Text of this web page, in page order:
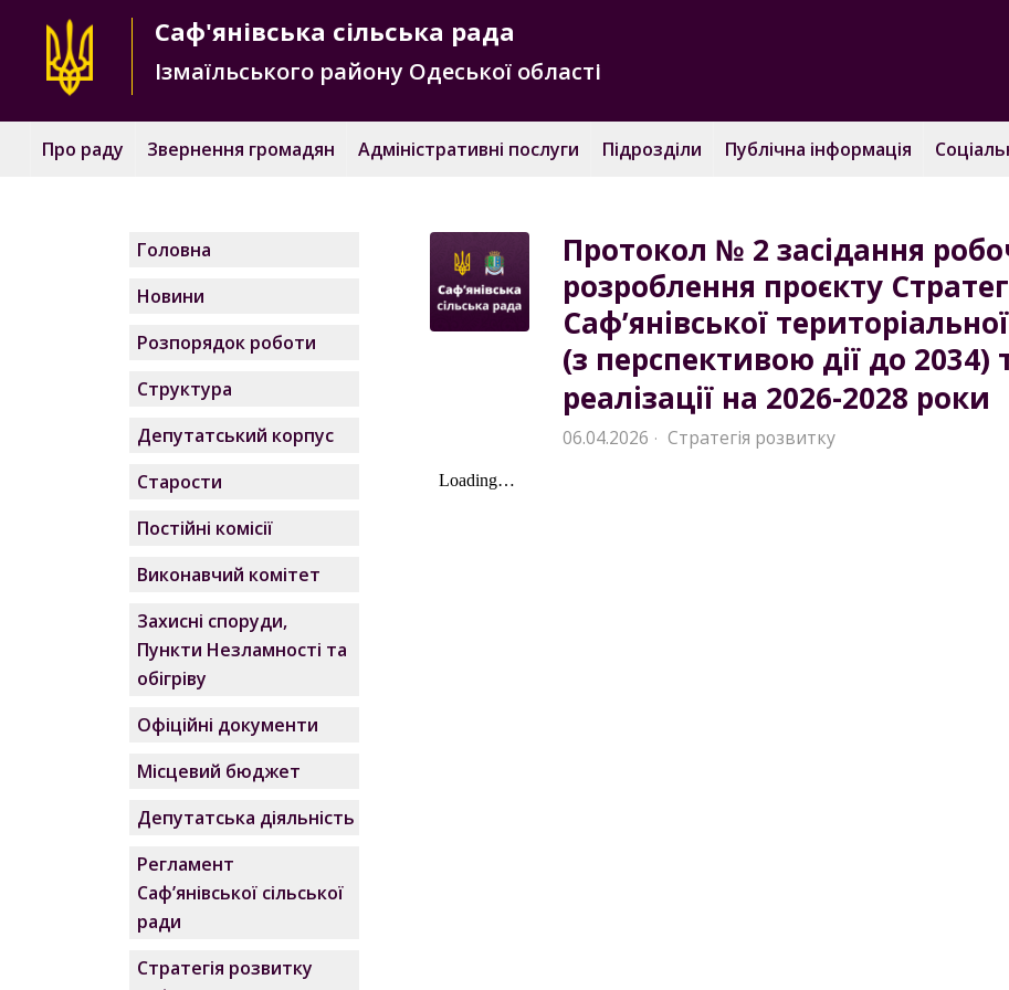
Саф'янівська сільська рада
Ізмаїльського району Одеської області
Про раду Звернення громадян Адміністративні послуги Підрозділи Публічна інформація
Протокол № 2 засідання
розроблення проєкту
Саф’янівської
(з перспективою дії до 2034)
реалізації на 2026-2028 роки
06.04.2026 · Стратегія розвитку
Головна
Новини
Розпорядок роботи
Структура
Депутатський корпус
Старости
Постійні комісії
Виконавчий комітет
Захисні споруди,
Пункти Незламності та
обігріву
Офіційні документи
Місцевий бюджет
Депутатська діяльність
Регламент
Саф’янівської сільської
ради
Стратегія розвитку